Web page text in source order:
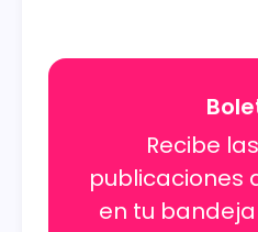
Recibe
publicaciones
en tu